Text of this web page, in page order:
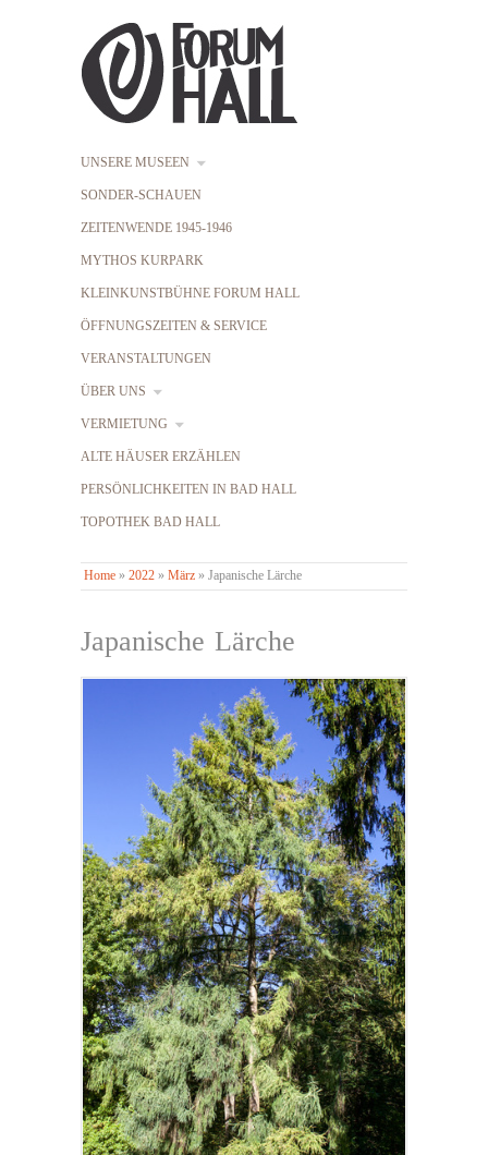
UNSERE MUSEEN
SONDER-SCHAUEN
ZEITENWENDE 1945-1946
MYTHOS KURPARK
KLEINKUNSTBÜHNE FORUM HALL
ÖFFNUNGSZEITEN & SERVICE
VERANSTALTUNGEN
ÜBER UNS
VERMIETUNG
ALTE HÄUSER ERZÄHLEN
PERSÖNLICHKEITEN IN BAD HALL
TOPOTHEK BAD HALL
Home » 2022 » März » Japanische Lärche
Japanische Lärche